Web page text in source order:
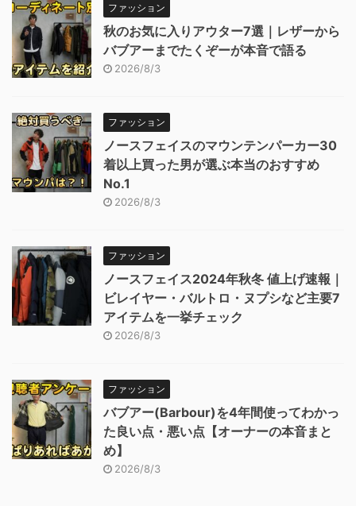
ファッション
秋のお気に入りアウター7選｜レザーから
バブアーまでたくぞーが本音で語る
2026/8/3
ファッション
ノースフェイスのマウンテンパーカー30
着以上買った男が選ぶ本当のおすすめ
No.1
2026/8/3
ファッション
ノースフェイス2024年秋冬 値上げ速報｜
ビレイヤー・バルトロ・ヌプシなど主要7
アイテムを一挙チェック
2026/8/3
ファッション
バブアー(Barbour)を4年間使ってわかっ
た良い点・悪い点【オーナーの本音まと
め】
2026/8/3